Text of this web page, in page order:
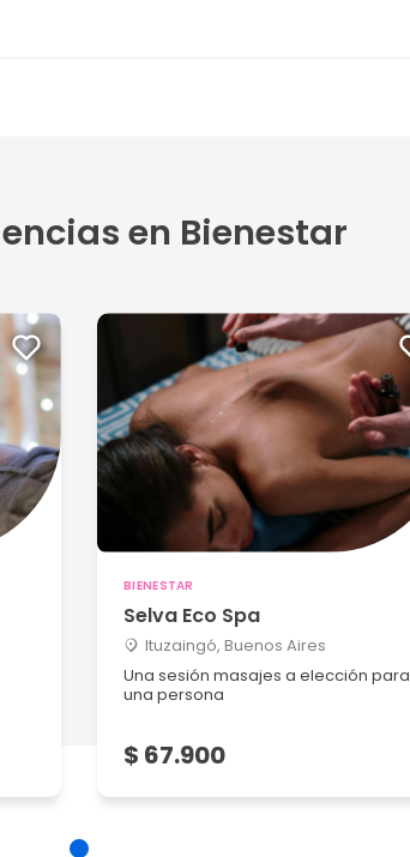
en Bienestar
BIENESTAR
Selva Eco Spa
Ituzaingó, Buenos Aires
Una sesión masajes a elección para
una persona
$ 67.900